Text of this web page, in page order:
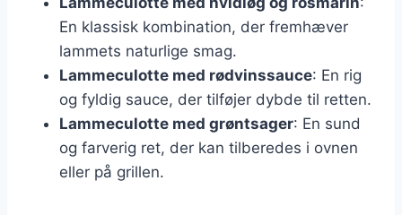
En klassisk kombination, der fremhæver
lammets naturlige smag.
Lammeculotte med rødvinssauce: En rig
og fyldig sauce, der tilføjer dybde til retten.
Lammeculotte med grøntsager: En sund
og farverig ret, der kan tilberedes i ovnen
eller på grillen.